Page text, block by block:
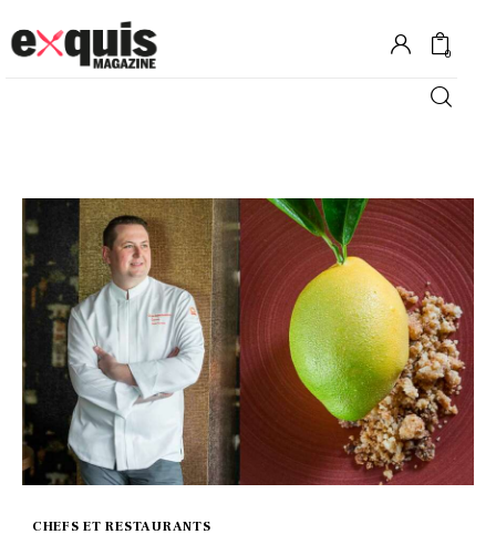
0
Gastronomie
Recettes
Shopping
Évènements
CHEFS ET RESTAURANTS